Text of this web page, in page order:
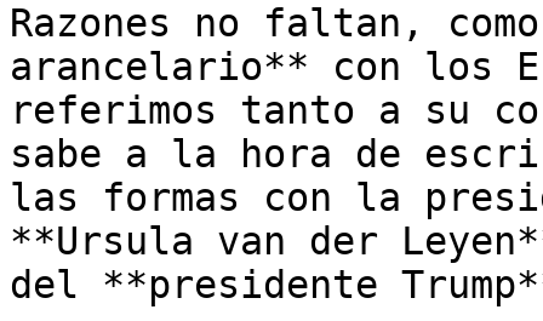
Razones no faltan,
arancelario** con los
referimos tanto a su
sabe a la hora de
las formas con la
**Ursula van der
del **presidente